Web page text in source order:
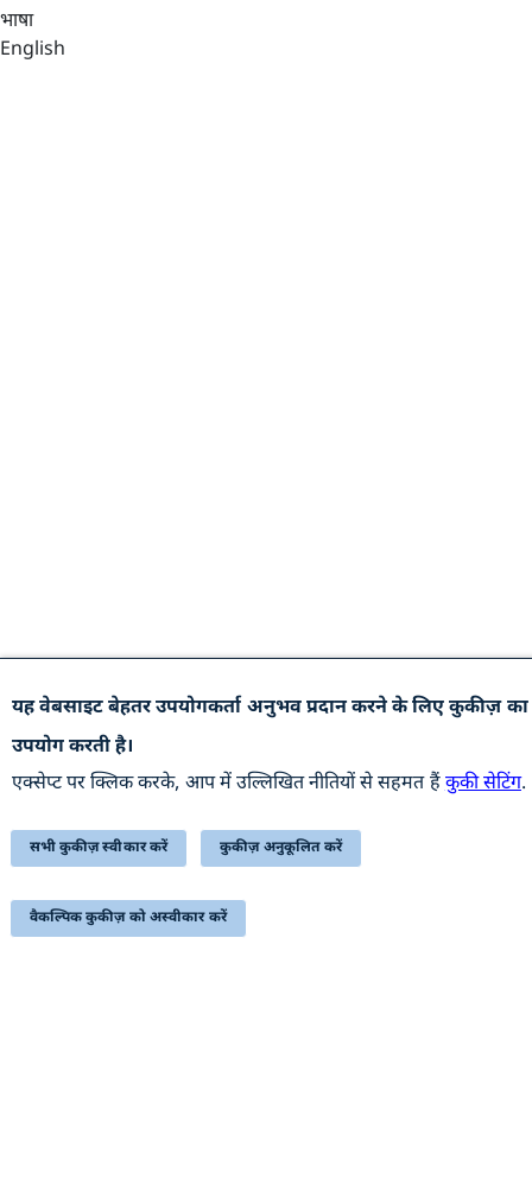
भाषा
English
यह वेबसाइट बेहतर उपयोगकर्ता अनुभव प्रदान करने के लिए कुकीज़ का
उपयोग करती है।
एक्सेप्ट पर क्लिक करके, आप में उल्लिखित नीतियों से सहमत हैंकुकी सेटिंग.
सभी कुकीज़ स्वीकार करें कुकीज़ अनुकूलित करें
वैकल्पिक कुकीज़ को अस्वीकार करें
उपयोगी कड़ियां
अभिलेखागार
वेबसाइट की नीतियाँ
सहायता
सम्बंधित लिंक्स